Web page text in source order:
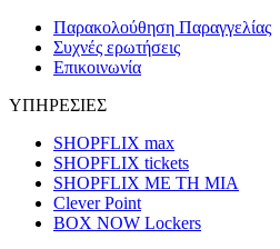
Παρακολούθηση Παραγγελίας
Συχνές ερωτήσεις
Επικοινωνία
ΥΠΗΡΕΣΙΕΣ
SHOPFLIX max
SHOPFLIX tickets
SHOPFLIX ΜΕ ΤΗ ΜΙΑ
Clever Point
BOX NOW Lockers